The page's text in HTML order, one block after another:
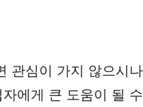
관심이 가지 않으시
에게 큰 도움이 될